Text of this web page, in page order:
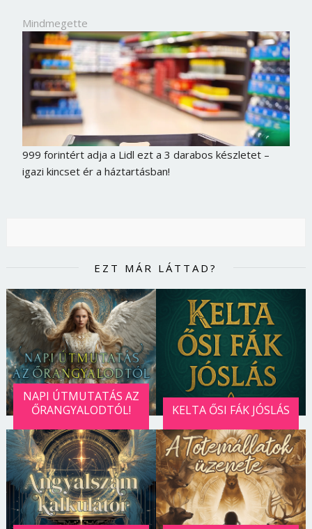
Mindmegette
999 forintért adja a Lidl ezt a 3 darabos készletet –
igazi kincset ér a háztartásban!
EZT MÁR LÁTTAD?
NAPI ÚTMUTATÁS AZ
ŐRANGYALODTÓL!
KELTA ŐSI FÁK JÓSLÁS